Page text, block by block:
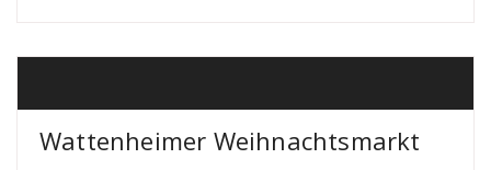
Wattenheimer Weihnachtsmarkt